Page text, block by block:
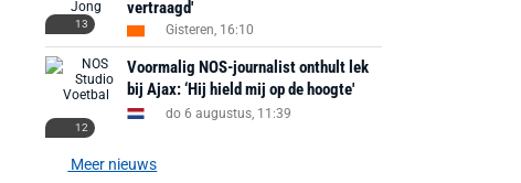
13
vertraagd'
Gisteren, 16:10
12
Voormalig NOS-journalist onthult lek
bij Ajax: ‘Hij hield mij op de hoogte'
do 6 augustus, 11:39
Meer nieuws